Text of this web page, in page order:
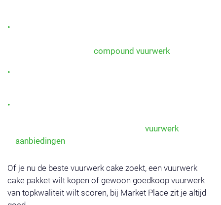
compound vuurwerk
vuurwerk
aanbiedingen
Of je nu de beste vuurwerk cake zoekt, een vuurwerk
cake pakket wilt kopen of gewoon goedkoop vuurwerk
van topkwaliteit wilt scoren, bij Market Place zit je altijd